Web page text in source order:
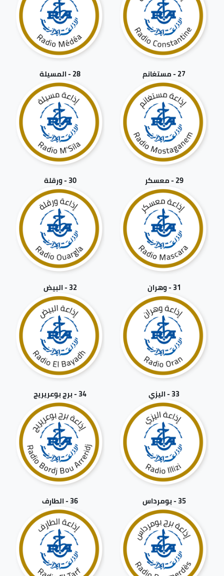
27 - مستغانم 28 - المسيلة
29 - معسكر 30 - ورقلة
31 - وهران 32 - البيض
33 - اليزي 34 - برج بوعريريج
35 - بومرداس 36 - الطارف